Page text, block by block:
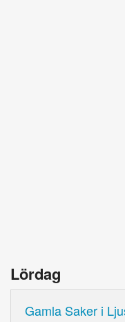
Lördag
Gamla Saker i